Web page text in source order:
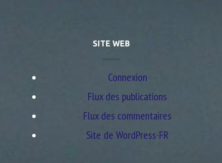
SITE WEB
Connexion
Flux des publications
Flux des commentaires
Site de WordPress-FR